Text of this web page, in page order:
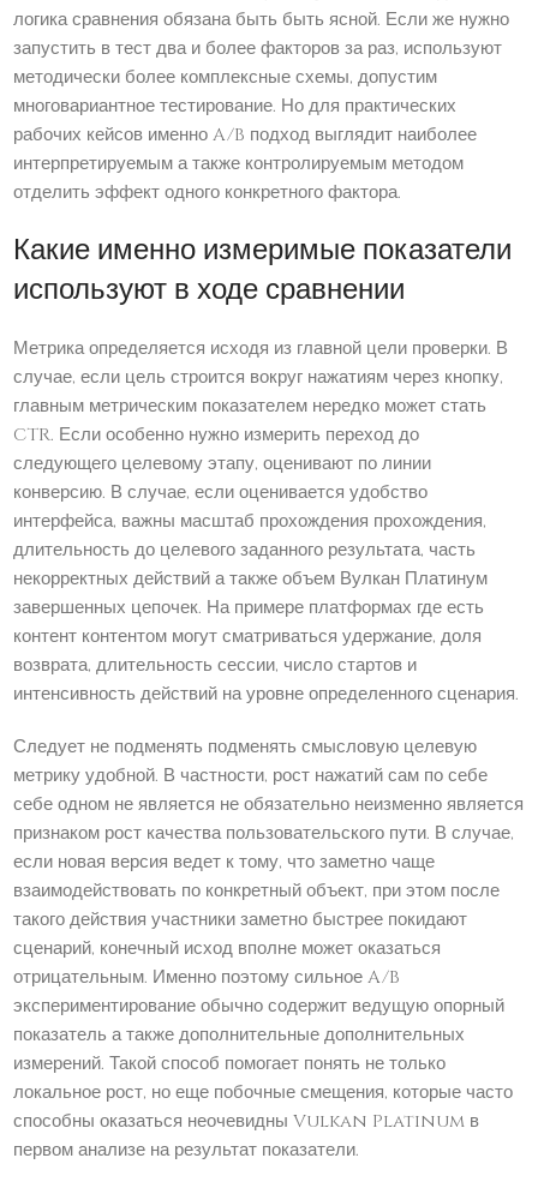
логика сравнения обязана быть быть ясной. Если же нужно
запустить в тест два и более факторов за раз, используют
методически более комплексные схемы, допустим
многовариантное тестирование. Но для практических
рабочих кейсов именно A/B подход выглядит наиболее
интерпретируемым а также контролируемым методом
отделить эффект одного конкретного фактора.
Какие именно измеримые показатели
используют в ходе сравнении
Метрика определяется исходя из главной цели проверки. В
случае, если цель строится вокруг нажатиям через кнопку,
главным метрическим показателем нередко может стать
CTR. Если особенно нужно измерить переход до
следующего целевому этапу, оценивают по линии
конверсию. В случае, если оценивается удобство
интерфейса, важны масштаб прохождения прохождения,
длительность до целевого заданного результата, часть
некорректных действий а также объем Вулкан Платинум
завершенных цепочек. На примере платформах где есть
контент контентом могут сматриваться удержание, доля
возврата, длительность сессии, число стартов и
интенсивность действий на уровне определенного сценария.
Следует не подменять подменять смысловую целевую
метрику удобной. В частности, рост нажатий сам по себе
себе одном не является не обязательно неизменно является
признаком рост качества пользовательского пути. В случае,
если новая версия ведет к тому, что заметно чаще
взаимодействовать по конкретный объект, при этом после
такого действия участники заметно быстрее покидают
сценарий, конечный исход вполне может оказаться
отрицательным. Именно поэтому сильное A/B
экспериментирование обычно содержит ведущую опорный
показатель а также дополнительные дополнительных
измерений. Такой способ помогает понять не только
локальное рост, но еще побочные смещения, которые часто
способны оказаться неочевидны Vulkan Platinum в
первом анализе на результат показатели.